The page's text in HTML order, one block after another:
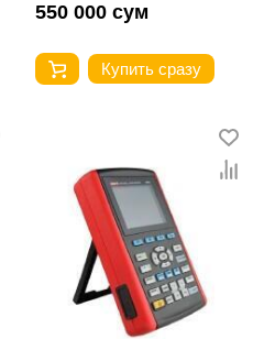
550 000 сум
Купить сразу